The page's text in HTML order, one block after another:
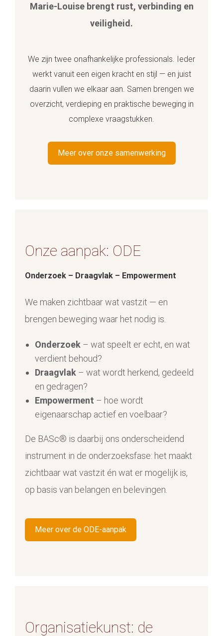
Marie-Louise brengt rust, verbinding en
veiligheid.
We zijn twee onafhankelijke professionals. Ieder
werkt vanuit een eigen kracht en stijl — en juist
daarin vullen we elkaar aan. Samen brengen we
overzicht, verdieping en praktische beweging in
complexe vraagstukken.
Meer over onze samenwerking
Onze aanpak: ODE
Onderzoek – Draagvlak – Empowerment
We maken zichtbaar wat vastzit — en
brengen beweging waar het nodig is.
Onderzoek– wat speelt er echt, en wat
verdient behoud?
Draagvlak– wat wordt herkend, gedeeld
en gedragen?
Empowerment – hoe wordt
eigenaarschap actief en voelbaar?
De BASc® is daarbij ons onderscheidend
instrument in de onderzoeksfase: het maakt
zichtbaar wat vastzit én wat er mogelijk is,
op basis van belangen en belevingen.
Meer over de ODE-aanpak
Organisatiekunst: de